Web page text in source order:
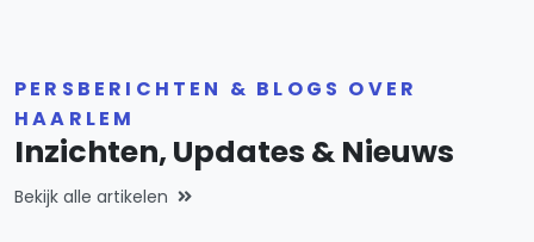
PERSBERICHTEN & BLOGS OVER
HAARLEM
Inzichten, Updates & Nieuws
Bekijk alle artikelen